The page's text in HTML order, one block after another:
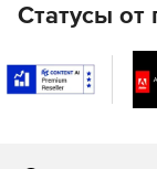
Мгновенная
объектов).
Статусы от